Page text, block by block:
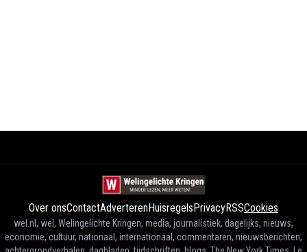
Over onsContactAdverterenHuisregels PrivacyRSSCookies
wel.nl, wel, Welingelichte Kringen, media, journalistiek, dagelijks, nieuws,
economie, cultuur, nationaal, internationaal, commentaren, nieuwsberichten,